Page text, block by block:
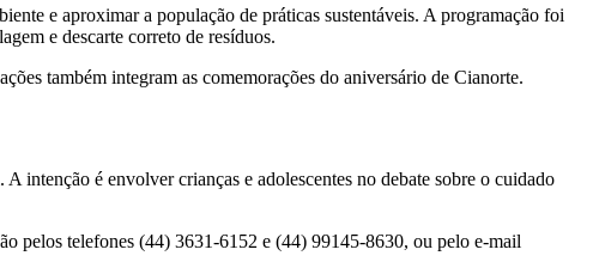
e aproximar a população de práticas sustentáveis. A programação foi
e descarte correto de resíduos.
também integram as comemorações do aniversário de Cianorte.
intenção é envolver crianças e adolescentes no debate sobre o cuidado
pelos telefones (44) 3631-6152 e (44) 99145-8630, ou pelo e-mail